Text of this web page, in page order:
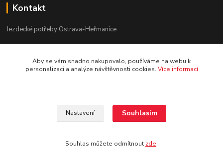
Kontakt
Jezdecké potřeby Ostrava-Heřmanice
Po-Pá 9:30 - 17:30
Aby se vám snadno nakupovalo, používáme na webu k
personalizaci a analýze návštěvnosti cookies. Více informací
Nastavení Souhlasím
Souhlas můžete odmítnout zde.